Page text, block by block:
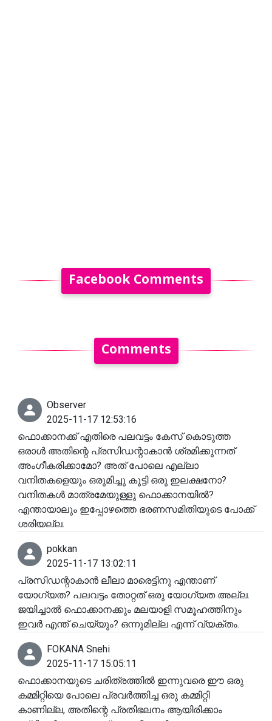
Facebook Comments
Comments
Observer
2025-11-17 12:53:16
ഫൊക്കാനക്ക് എതിരെ പലവട്ടം കേസ് കൊടുത്ത
ഒരാൾ അതിന്റെ പ്രസിഡന്റാകാൻ ശ്രമിക്കുന്നത്
അംഗീകരിക്കാമോ? അത് പോലെ എല്ലാ
വനിതകളെയും ഒരുമിച്ചു കൂട്ടി ഒരു ഇലക്ഷനോ?
വനിതകൾ മാത്രമേയുള്ളു ഫൊക്കാനയിൽ?
എന്തായാലും ഇപ്പോഴത്തെ ഭരണസമിതിയുടെ പോക്ക്
ശരിയല്ല.
pokkan
2025-11-17 13:02:11
പ്രസിഡന്റാകാൻ ലീലാ മാരെട്ടിനു എന്താണ്
യോഗ്യത? പലവട്ടം തോറ്റത് ഒരു യോഗ്യത അല്ല.
ജയിച്ചാൽ ഫൊക്കാനക്കും മലയാളി സമൂഹത്തിനും
ഇവർ എന്ത് ചെയ്യും? ഒന്നുമില്ല എന്ന് വ്യക്തം.
FOKANA Snehi
2025-11-17 15:05:11
ഫൊക്കാനയുടെ ചരിത്രത്തിൽ ഇന്നുവരെ ഈ ഒരു
കമ്മിറ്റിയെ പോലെ പ്രവർത്തിച്ച ഒരു കമ്മിറ്റി
കാണില്ല, അതിന്റെ പ്രതിഭലനം ആയിരിക്കാം